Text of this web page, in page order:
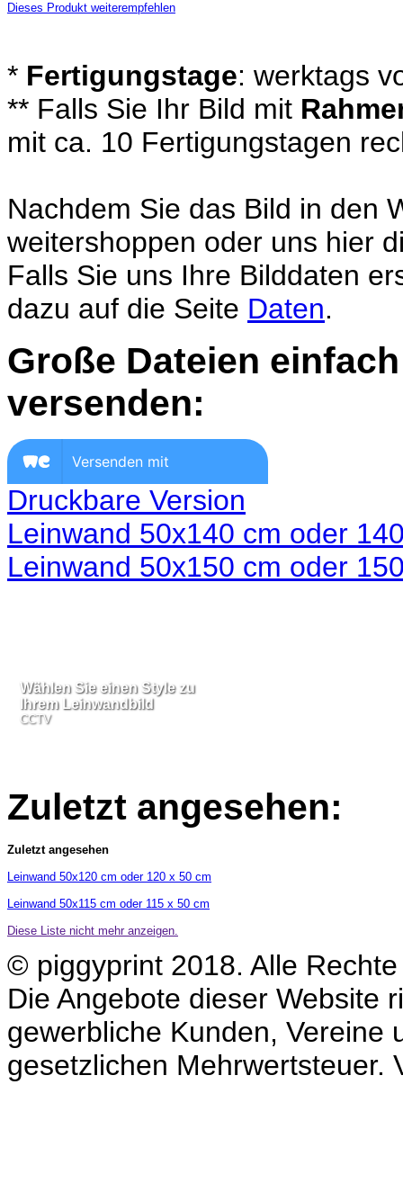
Dieses Produkt weiterempfehlen
* Fertigungstage: werktags
** Falls Sie Ihr Bild mit
mit ca. 10 Fertigungstagen
Nachdem Sie das Bild in den
weitershoppen oder uns hier
Falls Sie uns Ihre Bilddaten
dazu auf die Seite Daten.
Große Dateien
versenden:
Druckbare Version
Leinwand 50x140 cm oder
Leinwand 50x150 cm oder
Wählen Sie einen Style zu
Ihrem Leinwandbild
CCTV
Zuletzt angesehen:
Zuletzt angesehen
Leinwand 50x120 cm oder 120 x 50 cm
Leinwand 50x115 cm oder 115 x 50 cm
Diese Liste nicht mehr anzeigen.
© piggyprint 2018. Alle
Die Angebote dieser Website
gewerbliche Kunden, Vereine
gesetzlichen Mehrwertsteuer.